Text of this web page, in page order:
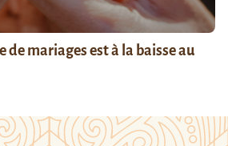
de mariages est à la baisse au